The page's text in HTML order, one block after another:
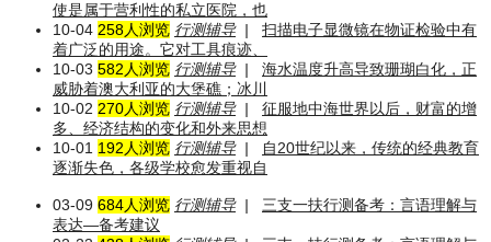
使是属于营利性的私立医院，也
10-04 258人浏览 行测辅导|
扫描电子显微镜在物证检验中有
着广泛的用途。它对工具痕迹、
10-03 582人浏览 行测辅导|
海水温度升高导致珊瑚白化，正
威胁着澳大利亚的大堡礁；冰川
10-02 270人浏览 行测辅导|
征服地中海世界以后，财富的增
多、经济结构的变化和外来思想
10-01 192人浏览 行测辅导|
自20世纪以来，传统的经典教育
逐渐失色，各级学校愈发重视自
03-09 684人浏览 行测辅导|
三支一扶行测备考：言语理解与
表达—备考建议